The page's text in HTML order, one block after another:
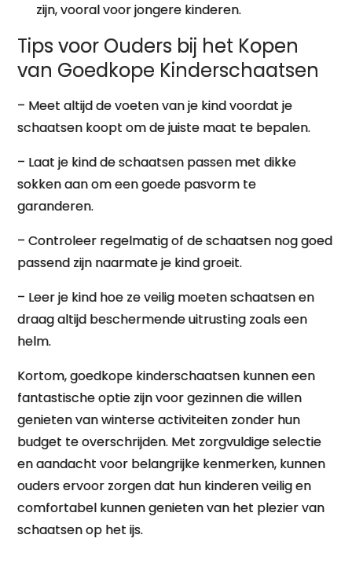
zijn, vooral voor jongere kinderen.
Tips voor Ouders bij het Kopen
van Goedkope Kinderschaatsen
– Meet altijd de voeten van je kind voordat je
schaatsen koopt om de juiste maat te bepalen.
– Laat je kind de schaatsen passen met dikke
sokken aan om een goede pasvorm te
garanderen.
– Controleer regelmatig of de schaatsen nog goed
passend zijn naarmate je kind groeit.
– Leer je kind hoe ze veilig moeten schaatsen en
draag altijd beschermende uitrusting zoals een
helm.
Kortom, goedkope kinderschaatsen kunnen een
fantastische optie zijn voor gezinnen die willen
genieten van winterse activiteiten zonder hun
budget te overschrijden. Met zorgvuldige selectie
en aandacht voor belangrijke kenmerken, kunnen
ouders ervoor zorgen dat hun kinderen veilig en
comfortabel kunnen genieten van het plezier van
schaatsen op het ijs.